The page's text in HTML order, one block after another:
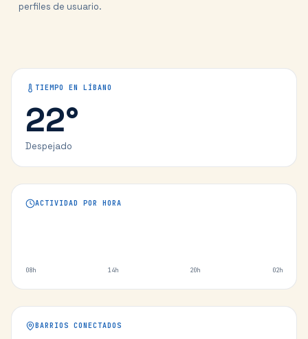
perfiles de usuario.
TIEMPO EN LÍBANO
22°
Despejado
ACTIVIDAD POR HORA
08h 14h 20h 02h
BARRIOS CONECTADOS